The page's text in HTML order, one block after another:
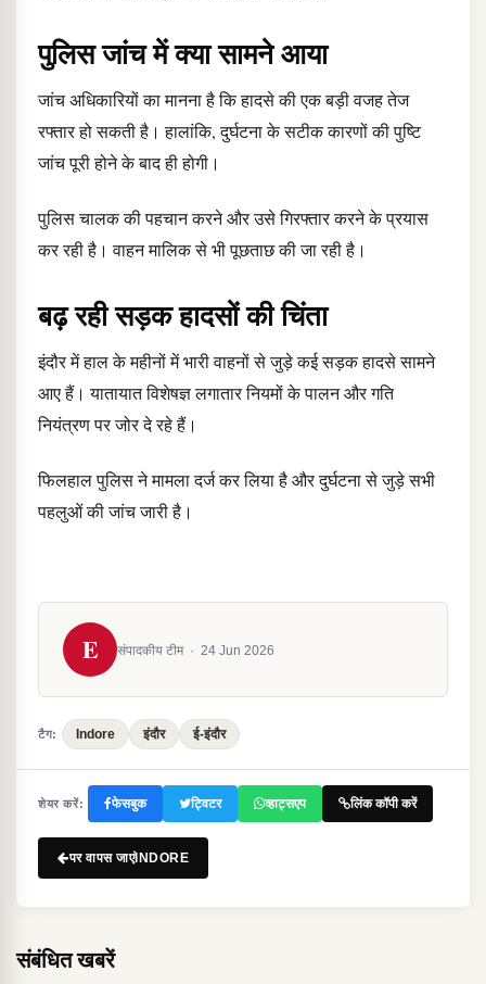
पुलिस जांच में क्या सामने आया
जांच अधिकारियों का मानना है कि हादसे की एक बड़ी वजह तेज
रफ्तार हो सकती है। हालांकि, दुर्घटना के सटीक कारणों की पुष्टि
जांच पूरी होने के बाद ही होगी।
पुलिस चालक की पहचान करने और उसे गिरफ्तार करने के प्रयास
कर रही है। वाहन मालिक से भी पूछताछ की जा रही है।
बढ़ रही सड़क हादसों की चिंता
इंदौर में हाल के महीनों में भारी वाहनों से जुड़े कई सड़क हादसे सामने
आए हैं। यातायात विशेषज्ञ लगातार नियमों के पालन और गति
नियंत्रण पर जोर दे रहे हैं।
फिलहाल पुलिस ने मामला दर्ज कर लिया है और दुर्घटना से जुड़े सभी
पहलुओं की जांच जारी है।
E संपादकीय टीम · 24 Jun 2026
टैग: Indore इंदौर ई-इंदौर
शेयर करें: फेसबुक ट्विटर व्हाट्सएप लिंक कॉपी करें
पर वापस जाएंINDORE
संबंधित खबरें